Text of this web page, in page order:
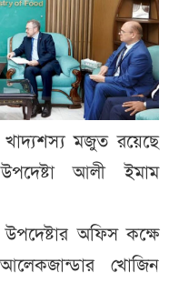
খাদ্যশস্য মজুত রয়েছে
আলী ইমাম
অফিস কক্ষে
আলেকজান্ডার খোজিন